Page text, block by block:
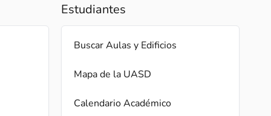
Estudiantes
Buscar Aulas y Edificios
Mapa de la UASD
Calendario Académico